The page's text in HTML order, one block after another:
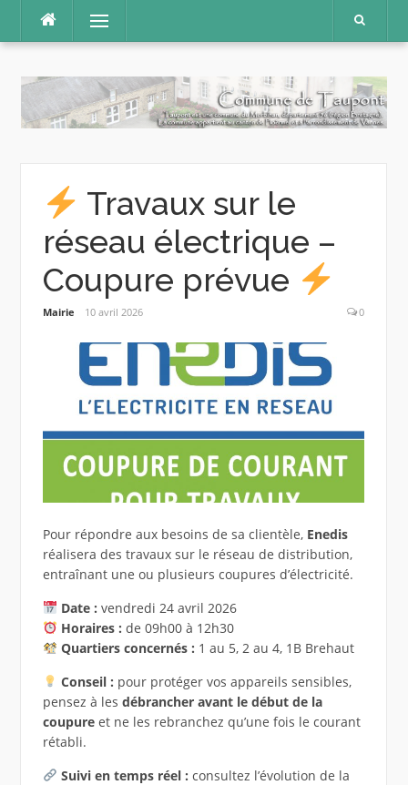
contenu
Menu
Travaux sur le
réseau électrique –
Coupure prévue
Mairie 10 avril 2026 0
Pour répondre aux besoins de sa clientèle, Enedis
réalisera des travaux sur le réseau de distribution,
entraînant une ou plusieurs coupures d’électricité.
Date : vendredi 24 avril 2026
Horaires : de 09h00 à 12h30
Quartiers concernés : 1 au 5, 2 au 4, 1B Brehaut
Conseil : pour protéger vos appareils sensibles,
pensez à les débrancher avant le début de la
coupureet ne les rebranchez qu’une fois le courant
rétabli.
Suivi en temps réel : consultez l’évolution de la